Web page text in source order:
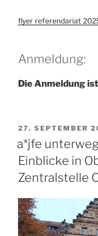
flyer referendariat
Anmeldung:
Die Anmeldung
VERÖFFENTLICHT
AM
27. SEPTEMBER
a*jfe
Einblicke in
Zentralstelle